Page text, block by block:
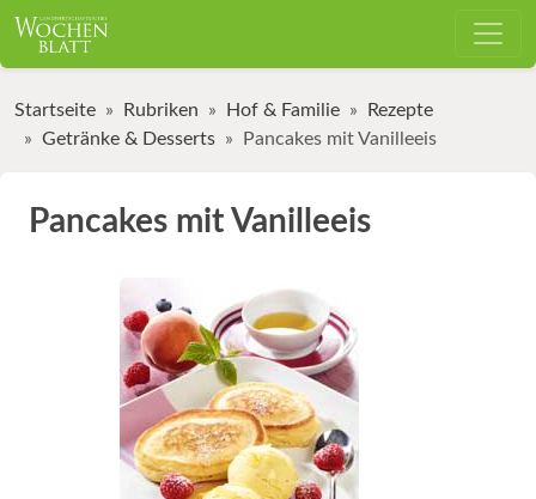
Startseite Rubriken Hof & Familie
Rezepte
Getränke & Desserts
Pancakes mit Vanilleeis
Pancakes mit Vanilleeis